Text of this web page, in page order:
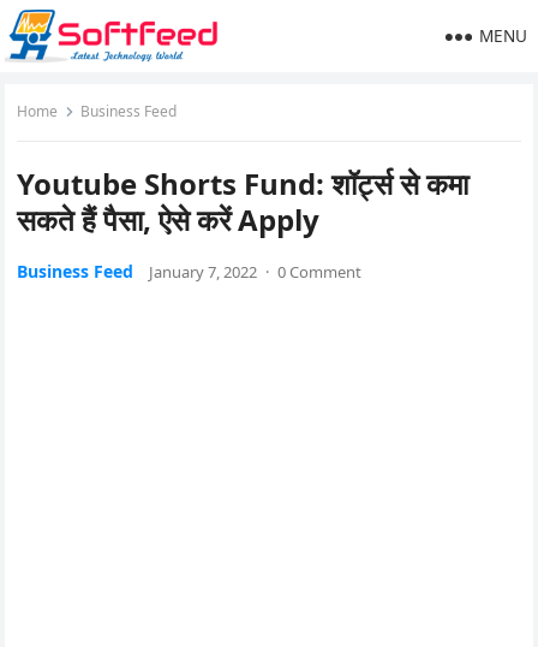
MENU
Home Business Feed
Youtube Shorts Fund: शॉर्ट्स से कमा
सकते हैं पैसा, ऐसे करें Apply
Business Feed January 7, 2022 · 0 Comment